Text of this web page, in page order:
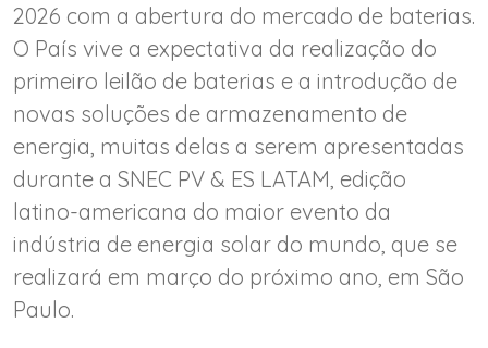
2026 com a abertura do mercado de baterias.
O País vive a expectativa da realização do
primeiro leilão de baterias e a introdução de
novas soluções de armazenamento de
energia, muitas delas a serem apresentadas
durante a SNEC PV & ES LATAM, edição
latino-americana do maior evento da
indústria de energia solar do mundo, que se
realizará em março do próximo ano, em São
Paulo.